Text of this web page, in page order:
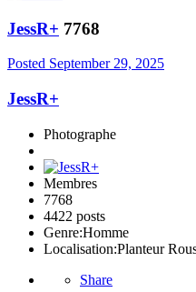
JessR+ 7768
Posted September 29, 2025
JessR+
Photographe
Membres
7768
4422 posts
Genre:Homme
Localisation:Planteur
Share